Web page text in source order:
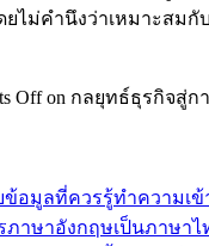
ไม่คำนึงว่าเหมาะสมกั
Offon กลยุทธ์ธุรกิจสู่กา
อมูลที่ควรรู้ทำความเข้
ภาษาอังกฤษเป็นภาษาไ